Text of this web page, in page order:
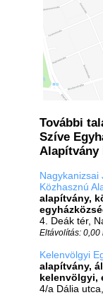
További
Szíve
Alapítvány
Nagykanizsai
Közhasznú
alapítvány,
4. Deák tér,
Eltávolítás: 0,00
Kelenvölgyi
alapítvány,
kelenvölgyi,
4/a Dália